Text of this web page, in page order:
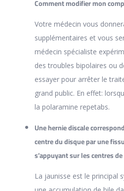
Comment modifier mon
Votre médecin vous
supplémentaires et vous
médecin spécialiste
des troubles bipolaires ou
essayer pour arrêter le
grand public. En effet:
la polaramine repetabs.
Une hernie discale
centre du disque par une
s’appuyant sur les centres
La jaunisse est le principal